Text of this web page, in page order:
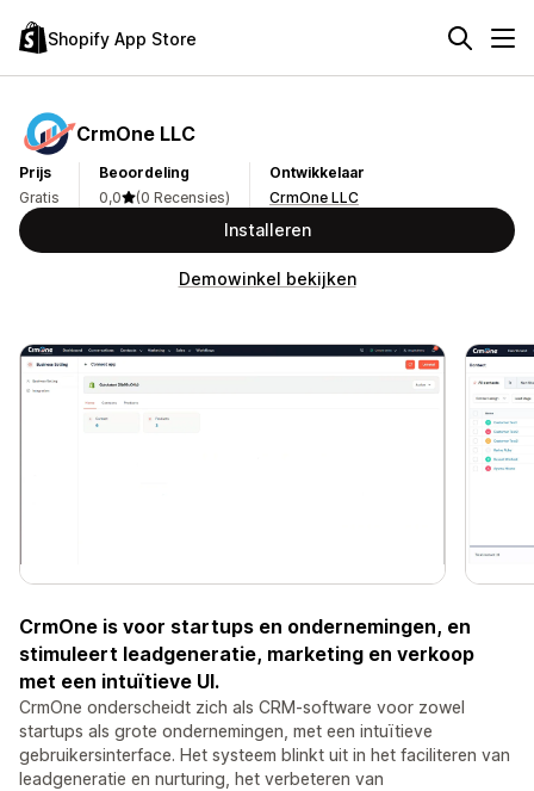
Shopify App Store
CrmOne LLC
Prijs
Gratis
Beoordeling
0,0
(0 Recensies)
Ontwikkelaar
CrmOne LLC
Installeren
Demowinkel bekijken
CrmOne is voor startups en ondernemingen, en
stimuleert leadgeneratie, marketing en verkoop
met een intuïtieve UI.
CrmOne onderscheidt zich als CRM-software voor zowel
startups als grote ondernemingen, met een intuïtieve
gebruikersinterface. Het systeem blinkt uit in het faciliteren van
leadgeneratie en nurturing, het verbeteren van